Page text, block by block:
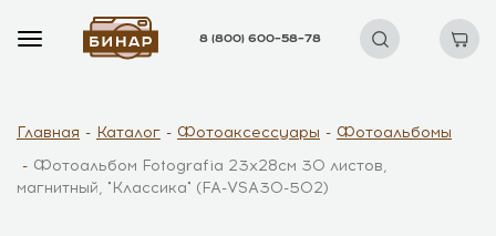
8 (800) 600–58–78
Главная Каталог Фотоаксессуары
Фотоальбомы
Фотоальбом Fotografia 23х28см 30 листов,
магнитный, "Классика" (FA-VSA30-502)